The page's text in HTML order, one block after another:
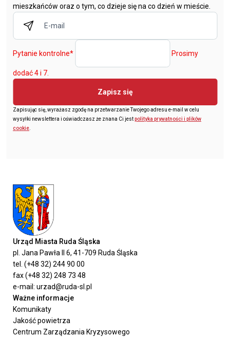
mieszkańców oraz o tym, co dzieje się na co dzień w mieście.
Pytanie kontrolne* Prosimy
dodać 4 i 7.
Zapisz się
Zapisując się, wyrażasz zgodę na przetwarzanie Twojego adresu e-mail w celu
wysyłki newslettera i oświadczasz że znana Ci jestpolityka prywatności i plików
cookie.
Urząd Miasta Ruda Śląska
pl. Jana Pawła II 6, 41-709 Ruda Śląska
tel. (+48 32) 244 90 00
fax (+48 32) 248 73 48
e-mail: urzad@ruda-sl.pl
Ważne informacje
Komunikaty
Jakość powietrza
Centrum Zarządzania Kryzysowego